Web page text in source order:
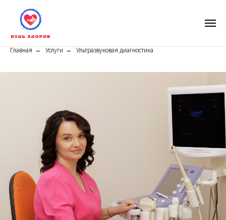
Главная → Услуги → Ультразвуковая диагностика